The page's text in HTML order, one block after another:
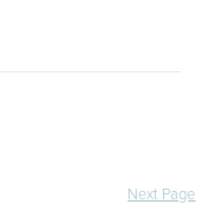
Next Page